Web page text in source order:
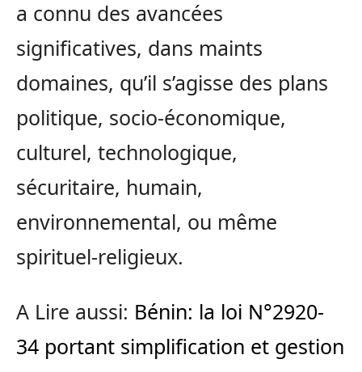
a connu des avancées
significatives, dans maints
domaines, qu’il s’agisse des plans
politique, socio-économique,
culturel, technologique,
sécuritaire, humain,
environnemental, ou même
spirituel-religieux.
A Lire aussi: Bénin: la loi N°2920-
34 portant simplification et gestion